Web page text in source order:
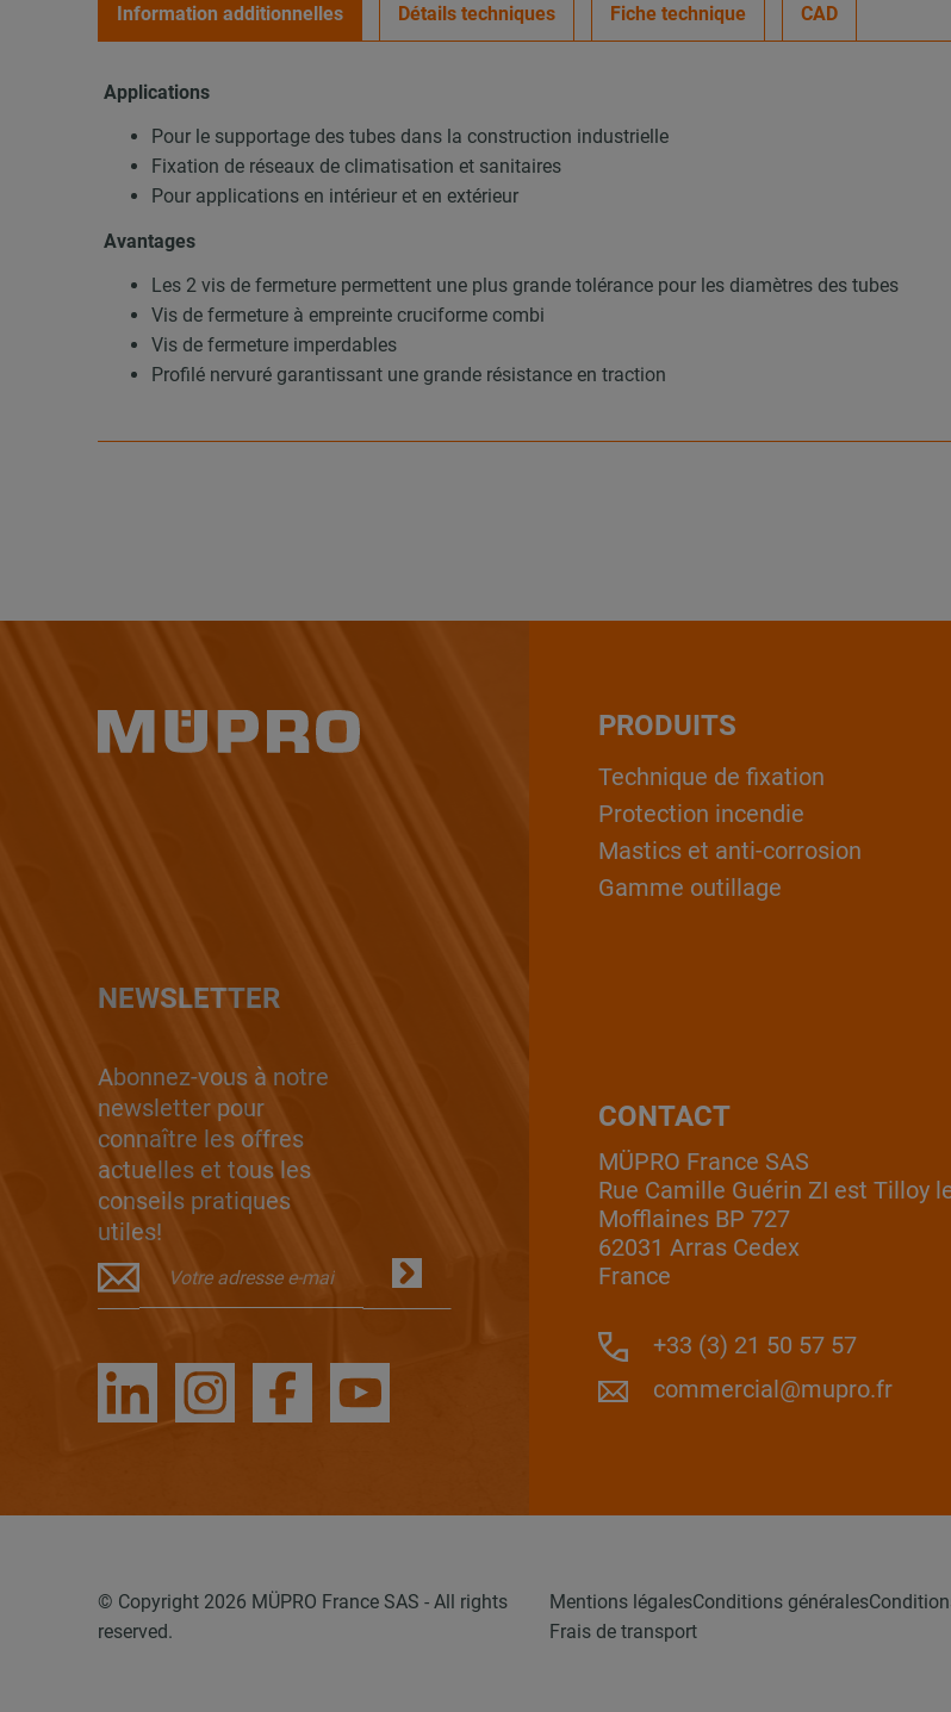
Information additionnelles Détails techniques Fiche technique CAD
Applications
Pour le supportage des tubes dans la construction industrielle
Fixation de réseaux de climatisation et sanitaires
Pour applications en intérieur et en extérieur
Avantages
Les 2 vis de fermeture permettent une plus grande tolérance pour les diamètres des tubes
Vis de fermeture à empreinte cruciforme combi
Vis de fermeture imperdables
Profilé nervuré garantissant une grande résistance en traction
NEWSLETTER
Abonnez-vous à notre
newsletter pour
connaître les offres
actuelles et tous les
conseils pratiques
utiles!
PRODUITS
Technique de fixation
Protection incendie
Mastics et anti-corrosion
Gamme outillage
CONTACT
MÜPRO France SAS
Rue Camille Guérin ZI est Tilloy
Mofflaines BP 727
62031 Arras Cedex
France
+33 (3) 21 50 57 57
commercial@mupro.fr
© Copyright 2026 MÜPRO France SAS - All rights
reserved.
Mentions légalesConditions générales
Frais de transport